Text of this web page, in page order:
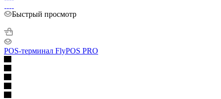
Быстрый просмотр
POS-терминал FlyPOS PRO